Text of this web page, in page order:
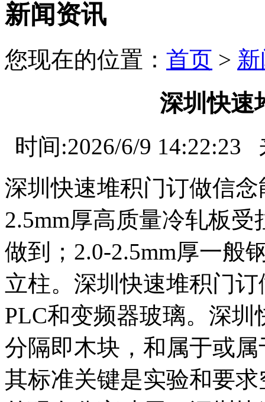
新闻资讯
您现在的位置： 首页 >
深圳快速
时间:2026/6/9 14:22:23
深圳快速堆积门订做信
2.5mm厚高质量冷轧板
做到；2.0-2.5mm厚一般
立柱。深圳快速堆积门
PLC和变频器玻璃。深
分隔即木块，和属于或
其标准关键是实验和要